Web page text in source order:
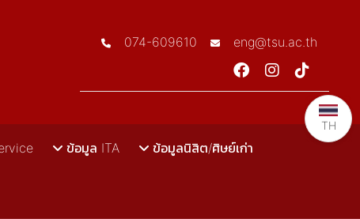
074-609610 eng@tsu.ac.th
ข้อมูล ITA ข้อมูลนิสิต/ศิษย์เก่า
TH